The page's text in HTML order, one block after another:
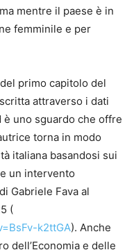
mentre il paese è in
femminile e per
primo capitolo del
attraverso i dati
è uno sguardo che offre
torna in modo
italiana basandosi sui
un intervento
Gabriele Fava al
(
k2ttGA). Anche
dell’Economia e delle